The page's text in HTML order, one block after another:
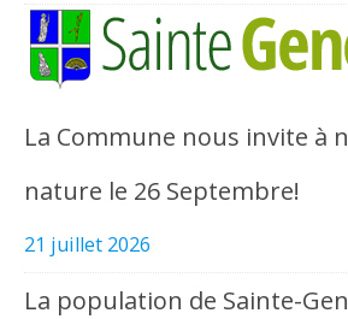
La Commune nous invite à
nature le 26 Septembre!
21 juillet 2026
La population de Sainte-